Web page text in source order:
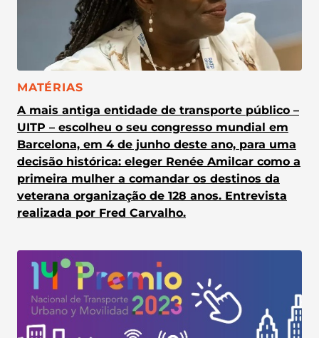
CATEGORIA:
MATÉRIAS
A mais antiga entidade de transporte público –
UITP – escolheu o seu congresso mundial em
Barcelona, em 4 de junho deste ano, para uma
decisão histórica: eleger Renée Amilcar como a
primeira mulher a comandar os destinos da
veterana organização de 128 anos. Entrevista
realizada por Fred Carvalho.